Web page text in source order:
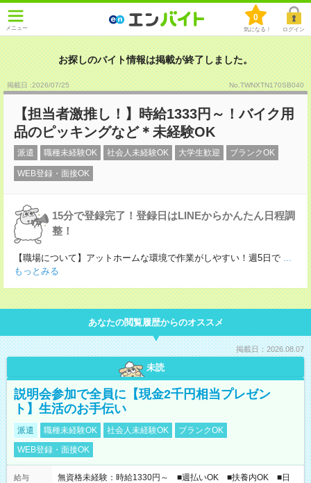
メニュー
0
気になる！ ログイン
お探しのバイト情報は掲載が終了しました。
掲載日 :2026/07/25 No.TWNXTN170SB040
【担当者激推し！】時給1333円～！バイク用
品のピッキングなど＊未経験OK
派遣 職種未経験OK 社会人未経験OK 大学生歓迎 ブランクOK
WEB登録・面接OK
15分で登録完了！登録日はLINEからかんたん日程調
整！
【職場について】アットホームな環境で作業がしやすい！週5日で ...
もっとみる
あなたの閲覧履歴からのオススメ
掲載日：2026.08.07
未読
説明会参加で全員に【現金2千円相当プレゼン
ト】生活のお手伝い
派遣 職種未経験OK 社会人未経験OK
ブランクOK
WEB登録・面接OK
給与
無資格未経験：時給1330円～ ■週払いOK ■扶養内OK ■日